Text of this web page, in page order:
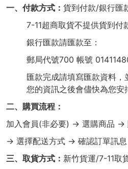
一、付款方式： 貨到付款/銀行匯
7-11超商取貨不提供貨到付
銀行匯款請匯款至：
郵局代號700 帳號
匯款完成請填寫匯款資料，
您的資訊之後會儘快為您
二、購買流程：
加入會員(非必要) → 選購商品
→ 選擇配送方式 → 確認訂單訊
三、取貨方式： 新竹貨運/7-11取